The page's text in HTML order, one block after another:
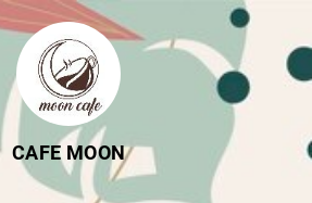
CAFE MOON